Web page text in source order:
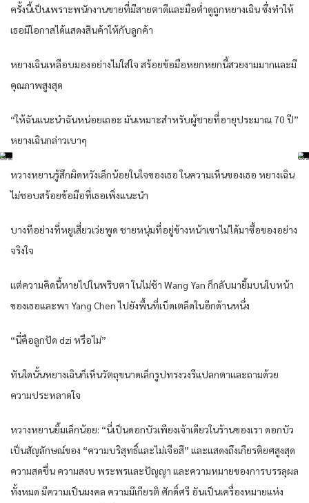
ครั้งนี้เป็นเพราะพนักงานขายที่มีสายตาดีและมือต่ำดูถูกหยางเฉิน ซึ่งทำให้
เธอมีโอกาสได้แสดงสินค้าให้กับลูกค้า
หยางเฉินเหลือบมองอย่างไม่ใส่ใจ สร้อยข้อมือหยกหยกนี้สวยงามมากและมี
คุณภาพสูงสุด
“ให้ฉันแนะนำฉันหน่อยเถอะ มันเหมาะสำหรับผู้ชายที่อายุประมาณ 70 ปี”
หยางเฉินกล่าวเบาๆ
หวางหยานรู้สึกผิดหวังเล็กน้อยในใจของเธอ ในความเห็นของเธอ หยางเฉิน
ไม่ชอบสร้อยข้อมือที่เธอเพิ่งแนะนำ
บางทีอย่างที่หยูเสี่ยวเว่ยพูด ชายหนุ่มที่อยู่ข้างหน้าเขาไม่ได้มาซื้อของอย่าง
จริงใจ
แต่ความคิดนี้หายไปในพริบตา ในไม่ช้า Wang Yan ก็กลับมายิ้มบนใบหน้า
ของเธอและพา Yang Chen ไปยังพื้นที่เบ็ดเตล็ดในอีกด้านหนึ่ง
“นี่คือลูกปัด dzi หรือไม่”
ทันใดนั้นหยางเฉินก็เห็นวัตถุขนาดเล็กรูปทรงวงรีแปลกตาและถามด้วย
ความประหลาดใจ
หวางหยานยิ้มเล็กน้อย: “นี่เป็นดอกบัวเพียงเจ้าเดียวในร้านของเรา ดอกบัว
เป็นสัญลักษณ์ของ “ความบริสุทธิ์และไม่เจือสี” และแสดงถึงเกียรติยศสูงสุด
ความสดชื่น ความสงบ พระพรและปัญญา และความหมายของการบรรลุผล
ทั้งหมด มีความเป็นมงคล ความมีเกียรติ ศักดิ์ศรี อันเป็นเครื่องหมายแห่ง